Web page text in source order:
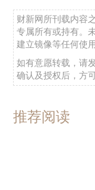
财新网所刊载内容
专属所有或持有。
建立镜像等任何使用
如有意愿转载，请
确认及授权后，方
推荐阅读